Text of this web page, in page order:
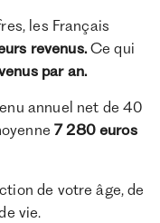
les Français
revenus. Ce qui
par an.
annuel net de 40
7 280 euros
de votre âge, de
vie.